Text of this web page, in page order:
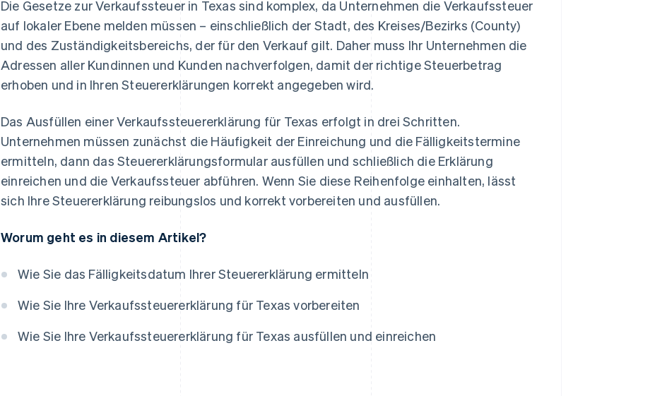
Die Gesetze zur Verkaufssteuer in Texas sind komplex, da Unternehmen die Verkaufssteuer
auf lokaler Ebene melden müssen – einschließlich der Stadt, des Kreises/Bezirks (County)
und des Zuständigkeitsbereichs, der für den Verkauf gilt. Daher muss Ihr Unternehmen die
Adressen aller Kundinnen und Kunden nachverfolgen, damit der richtige Steuerbetrag
erhoben und in Ihren Steuererklärungen korrekt angegeben wird.
Das Ausfüllen einer Verkaufssteuererklärung für Texas erfolgt in drei Schritten.
Unternehmen müssen zunächst die Häufigkeit der Einreichung und die Fälligkeitstermine
ermitteln, dann das Steuererklärungsformular ausfüllen und schließlich die Erklärung
einreichen und die Verkaufssteuer abführen. Wenn Sie diese Reihenfolge einhalten, lässt
sich Ihre Steuererklärung reibungslos und korrekt vorbereiten und ausfüllen.
Worum geht es in diesem Artikel?
Wie Sie das Fälligkeitsdatum Ihrer Steuererklärung ermitteln
Wie Sie Ihre Verkaufssteuererklärung für Texas vorbereiten
Wie Sie Ihre Verkaufssteuererklärung für Texas ausfüllen und einreichen